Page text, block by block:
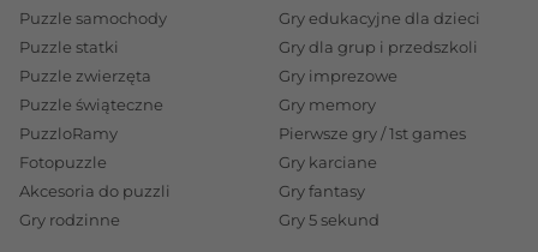
Puzzle samochody
Puzzle statki
Puzzle zwierzęta
Puzzle świąteczne
PuzzloRamy
Fotopuzzle
Akcesoria do puzzli
Gry rodzinne
Gry edukacyjne dla dzieci
Gry dla grup i przedszkoli
Gry imprezowe
Gry memory
Pierwsze gry / 1st games
Gry karciane
Gry fantasy
Gry 5 sekund